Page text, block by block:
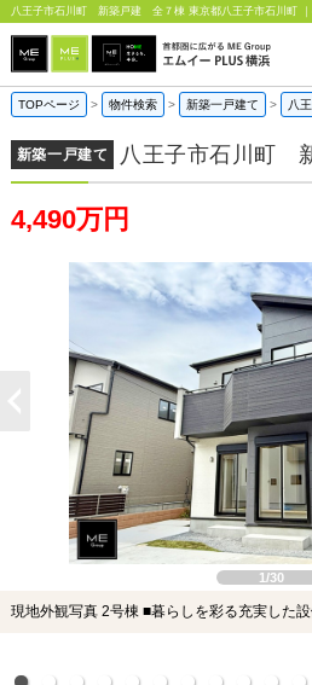
TOPページ > 物件検索 > 新築一戸建て > 八
新築一戸建て 八王子市石川町
4,490万円
1/30
現地外観写真 2号棟 ■暮らしを彩る充実した